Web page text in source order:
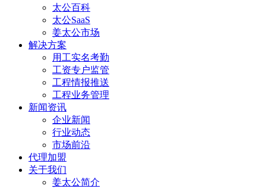
太公百科
太公SaaS
姜太公市场
解决方案
用工实名考勤
工资专户监管
工程情报推送
工程业务管理
新闻资讯
企业新闻
行业动态
市场前沿
代理加盟
关于我们
姜太公简介